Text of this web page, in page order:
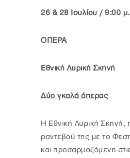
26 & 28 Ιουλίου / 9:00
ΟΠΕΡΑ
Εθνική Λυρική Σκηνή
Δύο γκαλά όπερας
Η Εθνική Λυρική Σκηνή,
ραντεβού της με το
και προσαρμοζόμενη